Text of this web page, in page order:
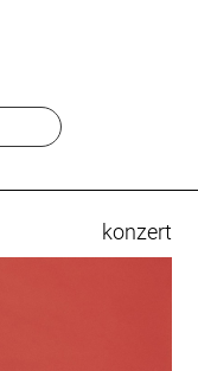
konzert